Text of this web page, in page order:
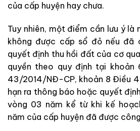
của cấp huyện hay chưa.
Tuy nhiên, một điểm cần lưu ý là
không được cấp sổ đỏ nếu đã
quyết định thu hồi đất của cơ
quyền theo quy định tại khoản
43/2014/NĐ-CP, khoản 8 Điều
hạn ra thông báo hoặc quyết
vòng 03 năm kể từ khi kế
năm của cấp huyện đã được